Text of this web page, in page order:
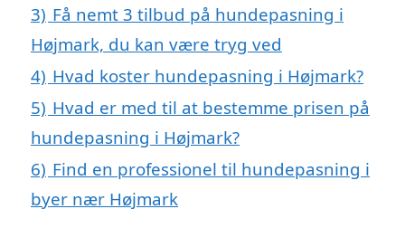
3) Få nemt 3 tilbud på hundepasning i
Højmark, du kan være tryg ved
4) Hvad koster hundepasning i Højmark?
5) Hvad er med til at bestemme prisen på
hundepasning i Højmark?
6) Find en professionel til hundepasning i
byer nær Højmark